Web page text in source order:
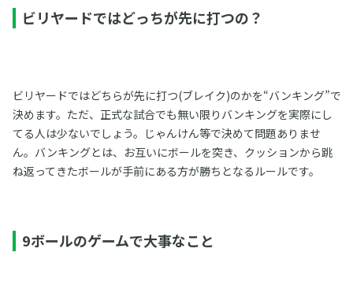
ビリヤードではどっちが先に打つの？
ビリヤードではどちらが先に打つ(ブレイク)のかを“バンキング”で
決めます。ただ、正式な試合でも無い限りバンキングを実際にし
てる人は少ないでしょう。じゃんけん等で決めて問題ありませ
ん。バンキングとは、お互いにボールを突き、クッションから跳
ね返ってきたボールが手前にある方が勝ちとなるルールです。
9ボールのゲームで大事なこと